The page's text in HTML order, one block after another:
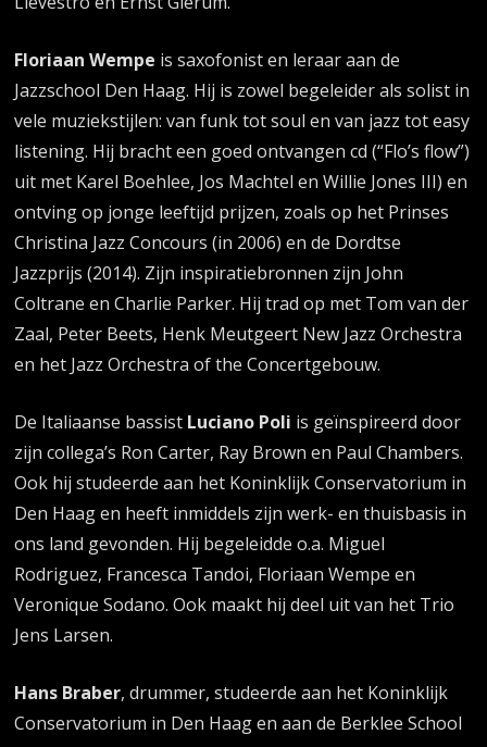
Floriaan Wempe is saxofonist en leraar aan de
Jazzschool Den Haag. Hij is zowel begeleider als solist in
vele muziekstijlen: van funk tot soul en van jazz tot easy
listening. Hij bracht een goed ontvangen cd (“Flo’s flow”)
uit met Karel Boehlee, Jos Machtel en Willie Jones III) en
ontving op jonge leeftijd prijzen, zoals op het Prinses
Christina Jazz Concours (in 2006) en de Dordtse
Jazzprijs (2014). Zijn inspiratiebronnen zijn John
Coltrane en Charlie Parker. Hij trad op met Tom van der
Zaal, Peter Beets, Henk Meutgeert New Jazz Orchestra
en het Jazz Orchestra of the Concertgebouw.
De Italiaanse bassist Luciano Poli is geïnspireerd door
zijn collega’s Ron Carter, Ray Brown en Paul Chambers.
Ook hij studeerde aan het Koninklijk Conservatorium in
Den Haag en heeft inmiddels zijn werk- en thuisbasis in
ons land gevonden. Hij begeleidde o.a. Miguel
Rodriguez, Francesca Tandoi, Floriaan Wempe en
Veronique Sodano. Ook maakt hij deel uit van het Trio
Jens Larsen.
Hans Braber, drummer, studeerde aan het Koninklijk
Conservatorium in Den Haag en aan de Berklee School